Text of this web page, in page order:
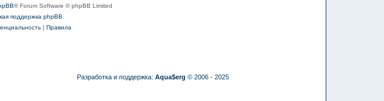
® Forum Software © phpBB Limited
поддержка phpBB
| Правила
Разработка и поддержка: Aqua$erg © 2006 - 2025